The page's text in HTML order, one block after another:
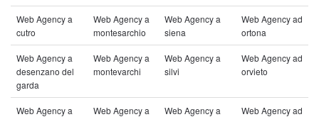
Web Agency a
cutro
Web Agency a
montesarchio
Web Agency a
siena
Web Agency ad
ortona
Web Agency a
desenzano del
garda
Web Agency a
montevarchi
Web Agency a
silvi
Web Agency ad
orvieto
Web Agency a
Web Agency a
Web Agency a
Web Agency ad